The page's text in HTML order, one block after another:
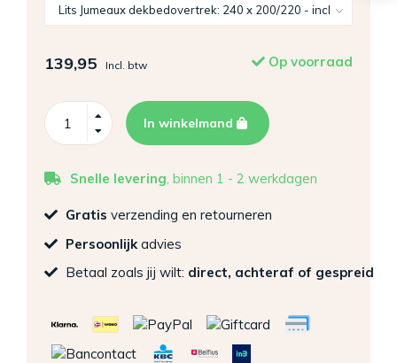
139,95 Incl. btw Op voorraad
In winkelmand
Snelle levering, binnen 1 - 2 werkdagen
Gratis verzending en retourneren
Persoonlijk advies
Betaal zoals jij wilt: direct, achteraf of gespreid